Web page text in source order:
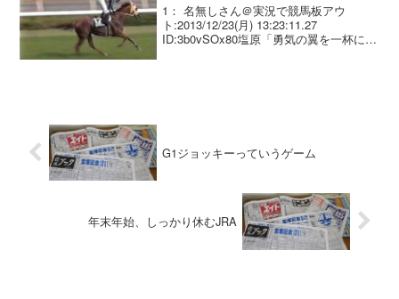
1： 名無しさん＠実況で競馬板アウ
ト:2013/12/23(月) 13:23:11.27
ID:3b0vSOx80塩原「勇気の翼を一杯に広
G1ジョッキーっていうゲーム
年末年始、しっかり休むJRA